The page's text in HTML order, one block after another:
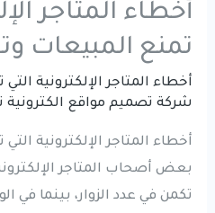
أخطاء المتاجر
تمنع المبيعات
أخطاء المتاجر الإلكترونية
شركة تصميم مواقع الكترونية
أخطاء المتاجر الإلكترونية
بعض أصحاب المتاجر
تكمن في عدد الزوار، بينما في